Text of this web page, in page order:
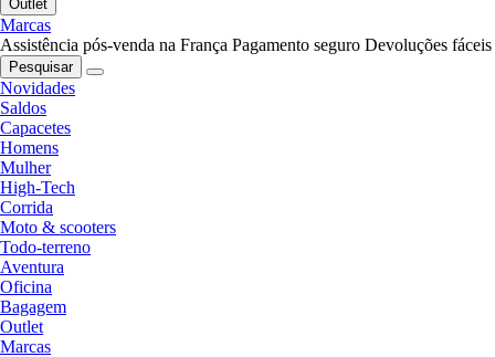
Outlet
Marcas
Assistência pós-venda na França Pagamento seguro Devoluções fáceis
Pesquisar
Novidades
Saldos
Capacetes
Homens
Mulher
High-Tech
Corrida
Moto & scooters
Todo-terreno
Aventura
Oficina
Bagagem
Outlet
Marcas